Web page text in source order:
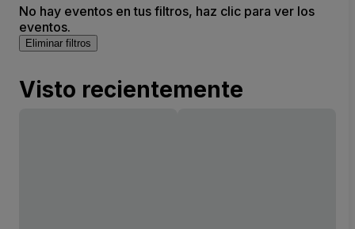
No hay eventos en tus filtros, haz clic para ver los
eventos.
Eliminar filtros
Visto recientemente